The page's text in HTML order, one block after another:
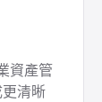
資產管
清晰